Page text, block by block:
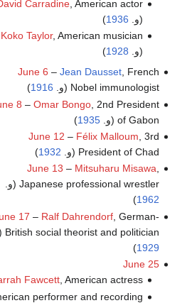
Carradine , American actor
(و. 1936
)
Koko Taylor, American musician
(و. 1928
)
June 6 – Jean Dausset, French
Nobel immunologist (و.
1916
)
8 – Omar Bongo, 2nd President
of Gabon (و.
1935
)
June 12 – Félix Malloum , 3rd
President of Chad (و.
1932
)
June 13 – Mitsuharu Misawa,
Japanese professional wrestler (و.
1962
)
17 – Ralf Dahrendorf, German-
British social theorist and politician (و.
1929
)
June 25
Fawcett , American actress (و.
performer and recording